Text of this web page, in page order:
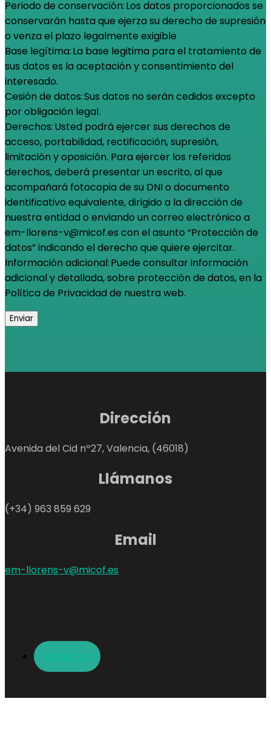
Periodo de conservación: Los datos proporcionados se
conservarán hasta que ejerza su derecho de supresión
o venza el plazo legalmente exigible
Base legítima: La base legitima para el tratamiento de
sus datos es la aceptación y consentimiento del
interesado.
Cesión de datos: Sus datos no serán cedidos excepto
por obligación legal.
Derechos: Usted podrá ejercer sus derechos de
acceso, portabilidad, rectificación, supresión,
limitación y oposición. Para ejercer los referidos
derechos, deberá presentar un escrito, al que
acompañará fotocopia de su DNI o documento
identificativo equivalente, dirigido a la dirección de
nuestra entidad o enviando un correo electrónico a
em-llorens-v@micof.es con el asunto “Protección de
datos” indicando el derecho que quiere ejercitar.
Información adicional: Puede consultar información
adicional y detallada, sobre protección de datos, en la
Política de Privacidad de nuestra web.
Dirección
Avenida del Cid nº27, Valencia, (46018)
Llámanos
(+34) 963 859 629
Email
em-llorens-v@micof.es
Instagram